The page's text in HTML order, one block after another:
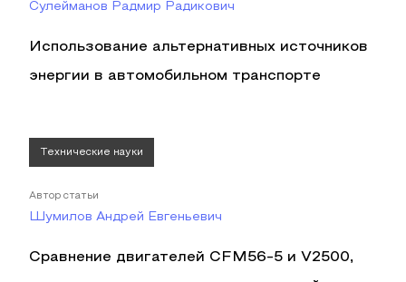
Сулейманов Радмир Радикович
Использование альтернативных источников
энергии в автомобильном транспорте
Технические науки
Автор статьи
Шумилов Андрей Евгеньевич
Сравнение двигателей CFM56-5 и V2500,